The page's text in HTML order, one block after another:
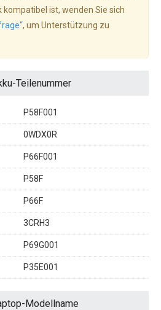
ist, wenden Sie sich
, um Unterstützung zu
Teilenummer
P58F001
0WDX0R
P66F001
P58F
P66F
3CRH3
P69G001
P35E001
Modellname